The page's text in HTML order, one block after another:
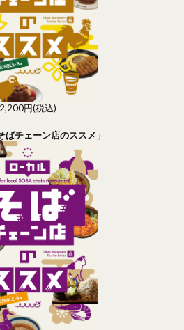
2,200円(税込)
ばチェーン店のススメ」